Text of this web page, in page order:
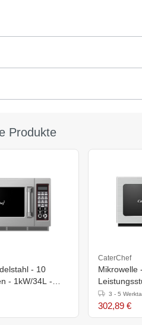
Produkte
- 10
- 1kW/34L -
CaterChef
Mikrowelle
3 - 5
302,89 €